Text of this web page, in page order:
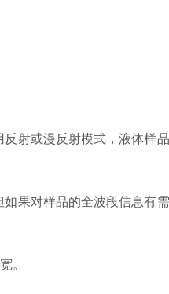
射或漫反射模式，液体样
果对样品的全波段信息有
。